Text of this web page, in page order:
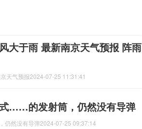
大于雨 最新南京天气预报 阵雨
天气预报2024-07-25 11:31:41
……的发射筒，仍然没有导弹
仍然没有导弹2024-07-25 09:37:14